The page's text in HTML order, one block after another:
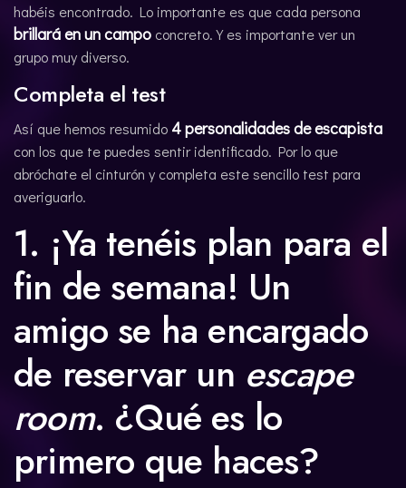
habéis encontrado. Lo importante es que cada persona
brillará en un campo concreto. Y es importante ver un
grupo muy diverso.
Completa el test
Así que hemos resumido 4 personalidades de escapista
con los que te puedes sentir identificado. Por lo que
abróchate el cinturón y completa este sencillo test para
averiguarlo.
1. ¡Ya tenéis plan para el
fin de semana! Un
amigo se ha encargado
de reservar un escape
room. ¿Qué es lo
primero que haces?